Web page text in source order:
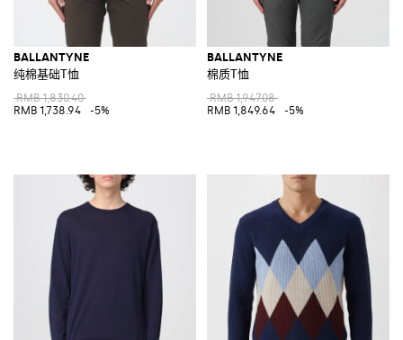
BALLANTYNE
纯棉基础T恤
RMB 1,830.40
RMB 1,738.94
-5%
BALLANTYNE
棉质T恤
RMB 1,947.08
RMB 1,849.64
-5%